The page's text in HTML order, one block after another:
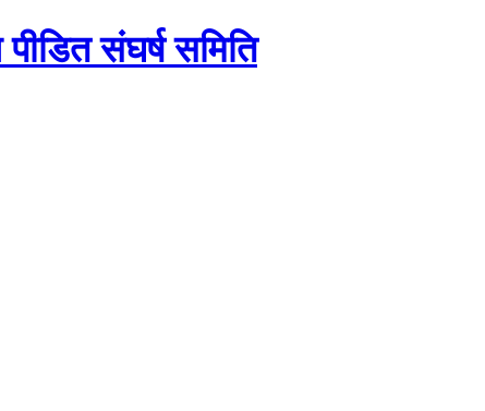
संघर्ष समिति